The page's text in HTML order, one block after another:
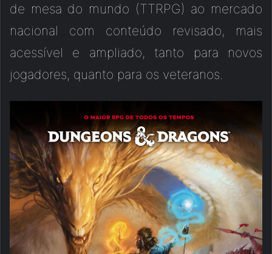
de mesa do mundo (TTRPG) ao mercado
nacional com conteúdo revisado, mais
acessível e ampliado, tanto para novos
jogadores, quanto para os veteranos.